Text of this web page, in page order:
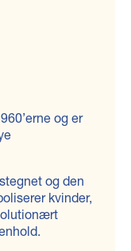
og er
og den
kvinder,